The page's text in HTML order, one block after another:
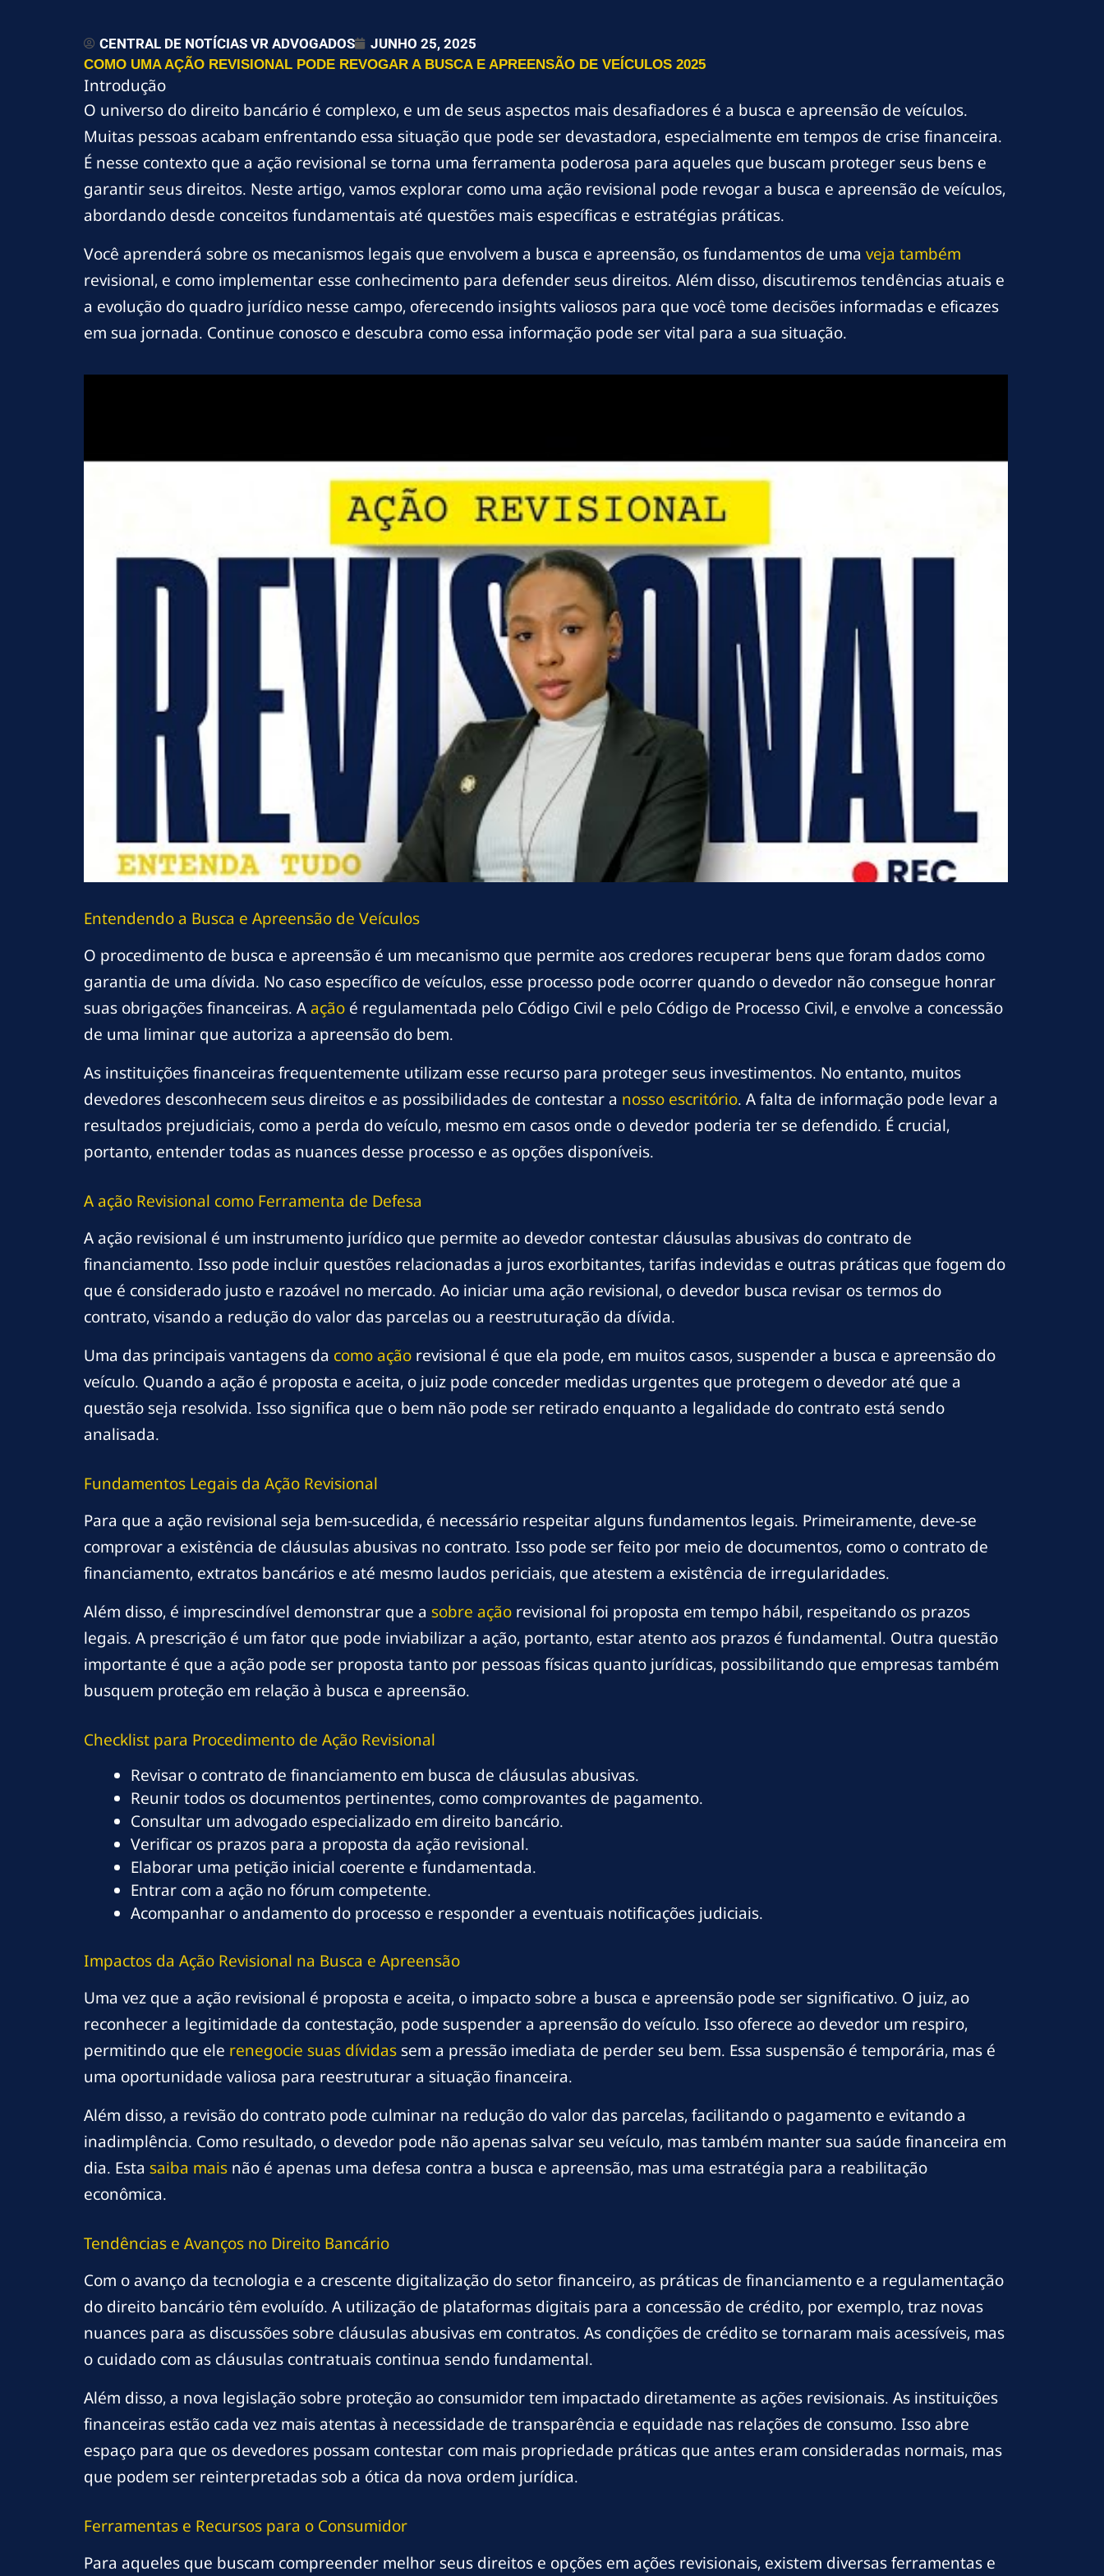
CENTRAL DE NOTÍCIAS VR ADVOGADOS JUNHO 25, 2025
COMO UMA AÇÃO REVISIONAL PODE REVOGAR A BUSCA E APREENSÃO DE VEÍCULOS 2025
Introdução
O universo do direito bancário é complexo, e um de seus aspectos mais desafiadores é a busca e apreensão de veículos.
Muitas pessoas acabam enfrentando essa situação que pode ser devastadora, especialmente em tempos de crise financeira.
É nesse contexto que a ação revisional se torna uma ferramenta poderosa para aqueles que buscam proteger seus bens e
garantir seus direitos. Neste artigo, vamos explorar como uma ação revisional pode revogar a busca e apreensão de veículos,
abordando desde conceitos fundamentais até questões mais específicas e estratégias práticas.
Você aprenderá sobre os mecanismos legais que envolvem a busca e apreensão, os fundamentos de uma veja também
revisional, e como implementar esse conhecimento para defender seus direitos. Além disso, discutiremos tendências atuais e
a evolução do quadro jurídico nesse campo, oferecendo insights valiosos para que você tome decisões informadas e eficazes
em sua jornada. Continue conosco e descubra como essa informação pode ser vital para a sua situação.
Entendendo a Busca e Apreensão de Veículos
O procedimento de busca e apreensão é um mecanismo que permite aos credores recuperar bens que foram dados como
garantia de uma dívida. No caso específico de veículos, esse processo pode ocorrer quando o devedor não consegue honrar
suas obrigações financeiras. Aação é regulamentada pelo Código Civil e pelo Código de Processo Civil, e envolve a concessão
de uma liminar que autoriza a apreensão do bem.
As instituições financeiras frequentemente utilizam esse recurso para proteger seus investimentos. No entanto, muitos
devedores desconhecem seus direitos e as possibilidades de contestar a nosso escritório. A falta de informação pode levar a
resultados prejudiciais, como a perda do veículo, mesmo em casos onde o devedor poderia ter se defendido. É crucial,
portanto, entender todas as nuances desse processo e as opções disponíveis.
Aação Revisional como Ferramenta de Defesa
A ação revisional é um instrumento jurídico que permite ao devedor contestar cláusulas abusivas do contrato de
financiamento. Isso pode incluir questões relacionadas a juros exorbitantes, tarifas indevidas e outras práticas que fogem do
que é considerado justo e razoável no mercado. Ao iniciar uma ação revisional, o devedor busca revisar os termos do
contrato, visando a redução do valor das parcelas ou a reestruturação da dívida.
Uma das principais vantagens da como ação revisional é que ela pode, em muitos casos, suspender a busca e apreensão do
veículo. Quando a ação é proposta e aceita, o juiz pode conceder medidas urgentes que protegem o devedor até que a
questão seja resolvida. Isso significa que o bem não pode ser retirado enquanto a legalidade do contrato está sendo
analisada.
Fundamentos Legais da Ação Revisional
Para que a ação revisional seja bem-sucedida, é necessário respeitar alguns fundamentos legais. Primeiramente, deve-se
comprovar a existência de cláusulas abusivas no contrato. Isso pode ser feito por meio de documentos, como o contrato de
financiamento, extratos bancários e até mesmo laudos periciais, que atestem a existência de irregularidades.
Além disso, é imprescindível demonstrar que a sobre ação revisional foi proposta em tempo hábil, respeitando os prazos
legais. A prescrição é um fator que pode inviabilizar a ação, portanto, estar atento aos prazos é fundamental. Outra questão
importante é que a ação pode ser proposta tanto por pessoas físicas quanto jurídicas, possibilitando que empresas também
busquem proteção em relação à busca e apreensão.
Checklist para Procedimento de Ação Revisional
Revisar o contrato de financiamento em busca de cláusulas abusivas.
Reunir todos os documentos pertinentes, como comprovantes de pagamento.
Consultar um advogado especializado em direito bancário.
Verificar os prazos para a proposta da ação revisional.
Elaborar uma petição inicial coerente e fundamentada.
Entrar com a ação no fórum competente.
Acompanhar o andamento do processo e responder a eventuais notificações judiciais.
Impactos da Ação Revisional na Busca e Apreensão
Uma vez que a ação revisional é proposta e aceita, o impacto sobre a busca e apreensão pode ser significativo. O juiz, ao
reconhecer a legitimidade da contestação, pode suspender a apreensão do veículo. Isso oferece ao devedor um respiro,
permitindo que ele renegocie suas dívidassem a pressão imediata de perder seu bem. Essa suspensão é temporária, mas é
uma oportunidade valiosa para reestruturar a situação financeira.
Além disso, a revisão do contrato pode culminar na redução do valor das parcelas, facilitando o pagamento e evitando a
inadimplência. Como resultado, o devedor pode não apenas salvar seu veículo, mas também manter sua saúde financeira em
dia. Esta saiba mais não é apenas uma defesa contra a busca e apreensão, mas uma estratégia para a reabilitação
econômica.
Tendências e Avanços no Direito Bancário
Com o avanço da tecnologia e a crescente digitalização do setor financeiro, as práticas de financiamento e a regulamentação
do direito bancário têm evoluído. A utilização de plataformas digitais para a concessão de crédito, por exemplo, traz novas
nuances para as discussões sobre cláusulas abusivas em contratos. As condições de crédito se tornaram mais acessíveis, mas
o cuidado com as cláusulas contratuais continua sendo fundamental.
Além disso, a nova legislação sobre proteção ao consumidor tem impactado diretamente as ações revisionais. As instituições
financeiras estão cada vez mais atentas à necessidade de transparência e equidade nas relações de consumo. Isso abre
espaço para que os devedores possam contestar com mais propriedade práticas que antes eram consideradas normais, mas
que podem ser reinterpretadas sob a ótica da nova ordem jurídica.
Ferramentas e Recursos para o Consumidor
Para aqueles que buscam compreender melhor seus direitos e opções em ações revisionais, existem diversas ferramentas e